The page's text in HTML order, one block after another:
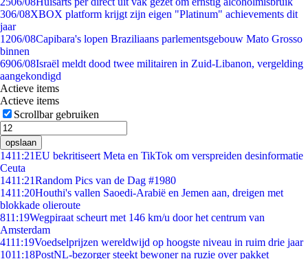
306/08XBOX platform krijgt zijn eigen "Platinum" achievements dit
jaar
1206/08Capibara's lopen Braziliaans parlementsgebouw Mato Grosso
binnen
6906/08Israël meldt dood twee militairen in Zuid-Libanon, vergelding
aangekondigd
Actieve items
Actieve items
Scrollbar gebruiken
opslaan
1411:21EU bekritiseert Meta en TikTok om verspreiden desinformatie
Ceuta
1411:21Random Pics van de Dag #1980
1411:20Houthi's vallen Saoedi-Arabië en Jemen aan, dreigen met
blokkade olieroute
811:19Wegpiraat scheurt met 146 km/u door het centrum van
Amsterdam
4111:19Voedselprijzen wereldwijd op hoogste niveau in ruim drie jaar
1011:18PostNL-bezorger steekt bewoner na ruzie over pakket